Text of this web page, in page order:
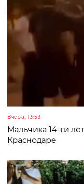
Вчера, 13:53
Мальчика 14-ти
Краснодаре